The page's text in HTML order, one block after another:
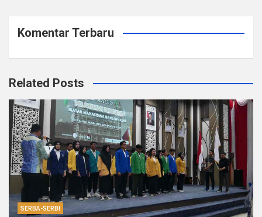
Komentar Terbaru
Related Posts
SERBA-SERBI